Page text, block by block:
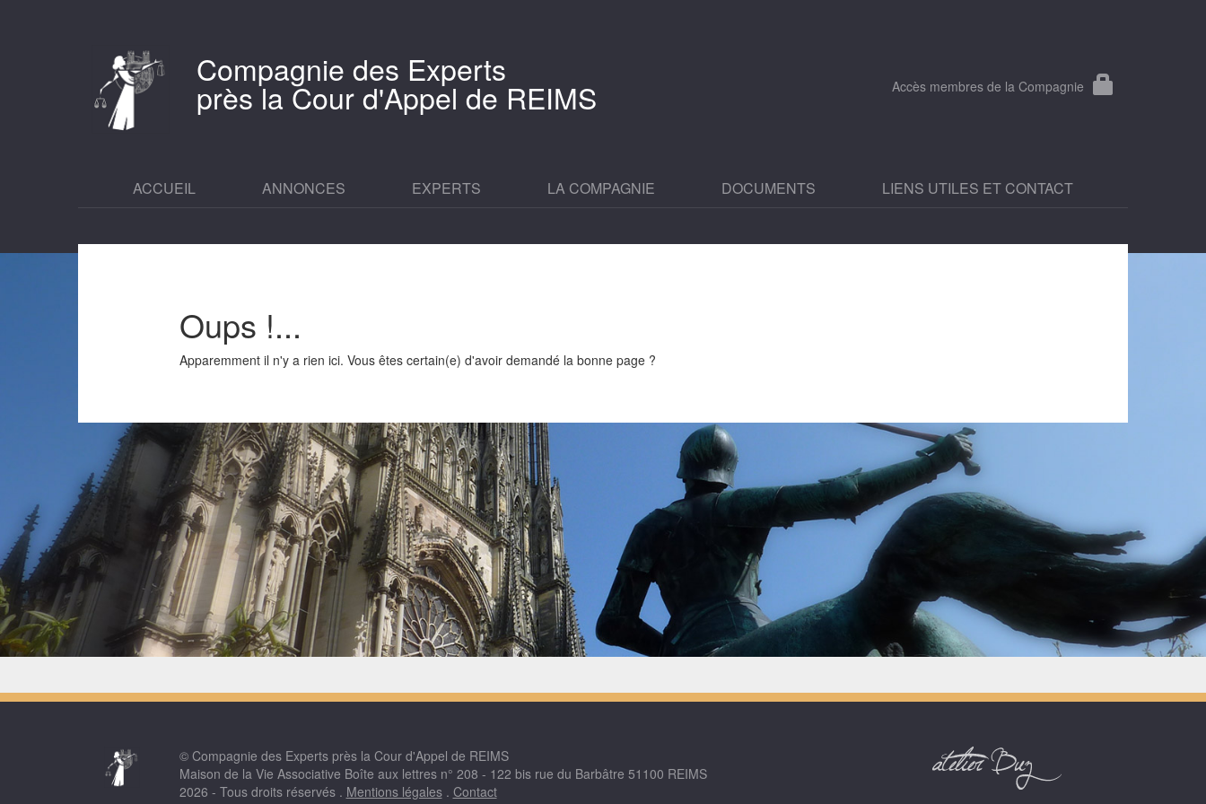
Compagnie des Experts
près la Cour d'Appel de REIMS Accès membres de la Compagnie
ACCUEIL ANNONCES EXPERTS LA COMPAGNIE DOCUMENTS LIENS UTILES ET CONTACT
Oups !...
Apparemment il n'y a rien ici. Vous êtes certain(e) d'avoir demandé la bonne page ?
© Compagnie des Experts près la Cour d'Appel de REIMS
Maison de la Vie Associative Boîte aux lettres n° 208 - 122 bis rue du Barbâtre 51100 REIMS
2026 - Tous droits réservés . Mentions légales. Contact